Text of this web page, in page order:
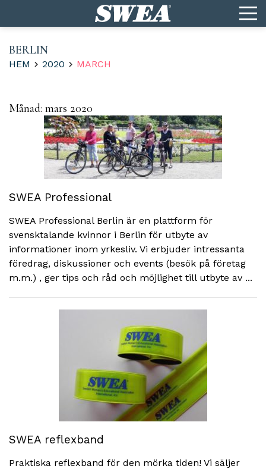
BERLIN
HEM 2020 MARCH
Månad: mars 2020
SWEA Professional
SWEA Professional Berlin är en plattform för
svensktalande kvinnor i Berlin för utbyte av
informationer inom yrkesliv. Vi erbjuder intressanta
föredrag, diskussioner och events (besök på företag
m.m.) , ger tips och råd och möjlighet till utbyte av ...
SWEA reflexband
Praktiska reflexband för den mörka tiden! Vi säljer